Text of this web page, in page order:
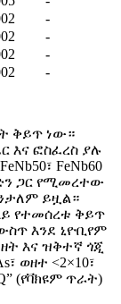
-
-
-
-
ቅይጥ ነው።
እና ፎስፈረስ ያሉ
FeNb60
ጋር የሚመረተው
ይዟል።
የተመሰረቱ ቅይጥ
እንደ ኒዮቢየም
እና ዝቅተኛ ጎጂ
ወዘተ <2×10፣
(የቫክዩም ጥራት)